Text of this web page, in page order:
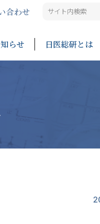
合わせ
らせ 日医総研とは